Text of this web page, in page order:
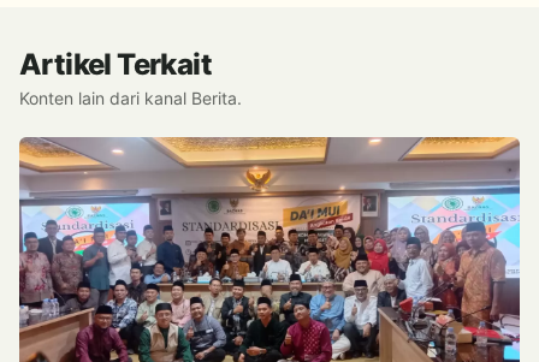
Artikel Terkait
Konten lain dari kanal Berita.